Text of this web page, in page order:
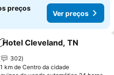
preços
Ver preços
Adicionar aos favoritos
Hotel Cleveland, TN
302
km de Centro da cidade